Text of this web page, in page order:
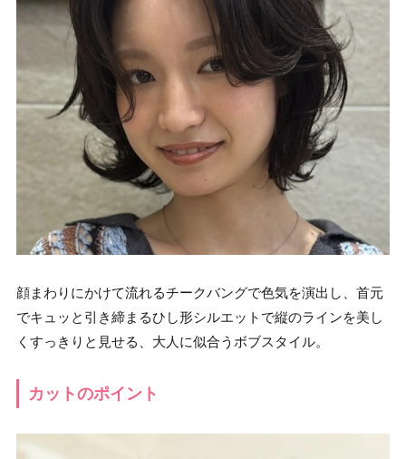
顔まわりにかけて流れるチークバングで色気を演出し、首元
でキュッと引き締まるひし形シルエットで縦のラインを美し
くすっきりと見せる、大人に似合うボブスタイル。
カットのポイント